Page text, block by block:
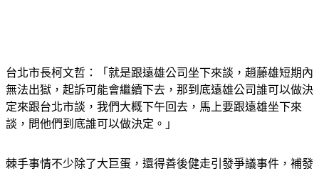
台北市長柯文哲：「就是跟遠雄公司坐下來談，趙藤雄短期內
無法出獄，起訴可能會繼續下去，那到底遠雄公司誰可以做決
定來跟台北市談，我們大概下午回去，馬上要跟遠雄坐下來
談，問他們到底誰可以做決定。」
棘手事情不少除了大巨蛋，還得善後健走引發爭議事件，補發